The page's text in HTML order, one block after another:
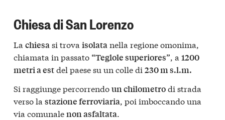
Chiesa di San Lorenzo
La chiesasi trova isolatanella regione omonima,
chiamata in passato “Teglole superiores”, a 1200
metri a estdel paese su un colle di 230 m s.l.m.
Si raggiunge percorrendoun chilometrodi strada
verso la stazione ferroviaria , poi imboccando una
via comunalenon asfaltata